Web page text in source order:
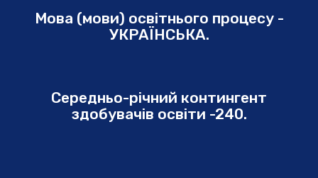
Мова (мови) освітнього процесу -
УКРАЇНСЬКА.
Середньо-річний контингент
здобувачів освіти -240.